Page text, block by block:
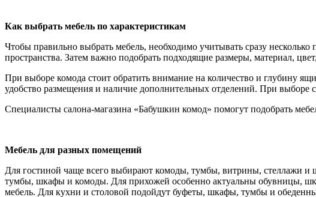
Как выбрать мебель по характеристикам
Чтобы правильно выбрать мебель, необходимо учитывать сразу
пространства. Затем важно подобрать подходящие размеры, материал,
При выборе комода стоит обратить внимание на количество и
удобство размещения и наличие дополнительных отделений. При выборе
Специалисты салона-магазина «Бабушкин комод» помогут подобрать
Мебель для разных помещений
Для гостиной чаще всего выбирают комоды, тумбы, витрины, стеллажи и
тумбы, шкафы и комоды. Для прихожей особенно актуальны обувницы,
мебель. Для кухни и столовой подойдут буфеты, шкафы, тумбы и